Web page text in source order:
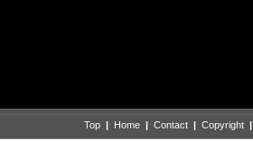
Top | Home | Contact | Copyright |